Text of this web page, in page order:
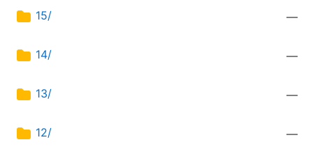
15/ —
14/ —
13/ —
12/ —